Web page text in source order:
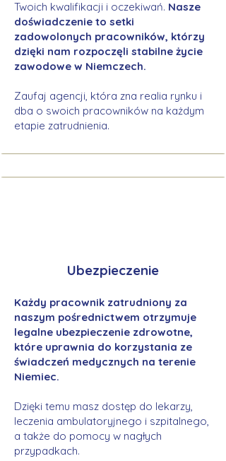
Twoich kwalifikacji i oczekiwań. Nasze
doświadczenie to setki
zadowolonych pracowników, którzy
dzięki nam rozpoczęli stabilne życie
zawodowe w Niemczech.
Zaufaj agencji, która zna realia rynku i
dba o swoich pracowników na każdym
etapie zatrudnienia.
Ubezpieczenie
Każdy pracownik zatrudniony za
naszym pośrednictwem otrzymuje
legalne ubezpieczenie zdrowotne,
które uprawnia do korzystania ze
świadczeń medycznych na terenie
Niemiec.
Dzięki temu masz dostęp do lekarzy,
leczenia ambulatoryjnego i szpitalnego,
a także do pomocy w nagłych
przypadkach.